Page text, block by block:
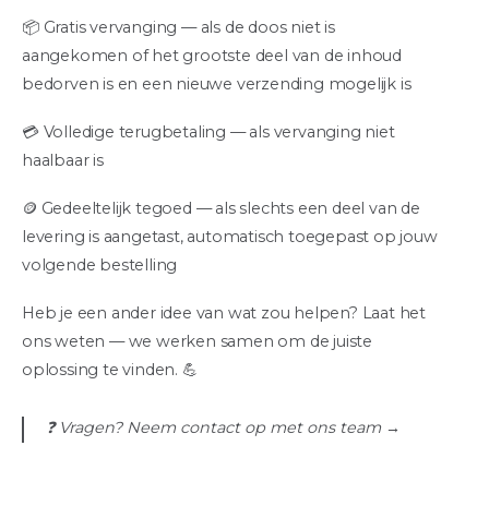
📦 Gratis vervanging — als de doos niet is
aangekomen of het grootste deel van de inhoud
bedorven is en een nieuwe verzending mogelijk is
💳 Volledige terugbetaling — als vervanging niet
haalbaar is
🪙 Gedeeltelijk tegoed — als slechts een deel van de
levering is aangetast, automatisch toegepast op jouw
volgende bestelling
Heb je een ander idee van wat zou helpen? Laat het
ons weten — we werken samen om de juiste
oplossing te vinden. 💪
❓ Vragen? Neem contact op met ons team →